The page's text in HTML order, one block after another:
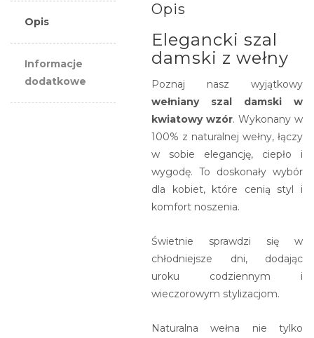
kwiaty
Opis
Informacje
dodatkowe
Opis
Elegancki szal
damski z wełny
Poznaj nasz wyjątkowy
wełniany szal damski w
kwiatowy wzór. Wykonany w
100% z naturalnej wełny, łączy
w sobie elegancję, ciepło i
wygodę. To doskonały wybór
dla kobiet, które cenią styl i
komfort noszenia.
Świetnie sprawdzi się w
chłodniejsze dni, dodając
uroku codziennym i
wieczorowym stylizacjom.
Naturalna wełna nie tylko